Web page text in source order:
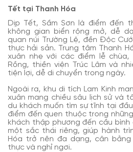
Tết tại Thanh Hóa
Dịp Tết, Sầm Sơn là điểm đến
không gian biển rộng mở, dễ
quan núi Trường Lệ, đền Độc
thực hải sản. Trung tâm Thanh
xuân nhẹ với các điểm lễ chùa,
Rồng, thiền viện Trúc Lâm và
tiện lợi, dễ di chuyển trong ngày.
Ngoài ra, khu di tích Lam Kinh
xuân mang chiều sâu lịch sử và
du khách muốn tìm sự tĩnh tại
điểm đến quen thuộc trong
khách thập phương đến cầu bình
một sắc thái riêng, giúp hành
Hóa trở nên đa dạng, cân
thực và nghỉ ngơi.